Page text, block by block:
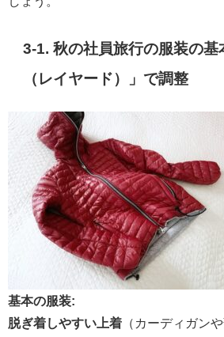
3-1. 秋の社員旅行の服装の基
（レイヤード）」で調整
基本の服装:
脱ぎ着しやすい上着 （カーディガン